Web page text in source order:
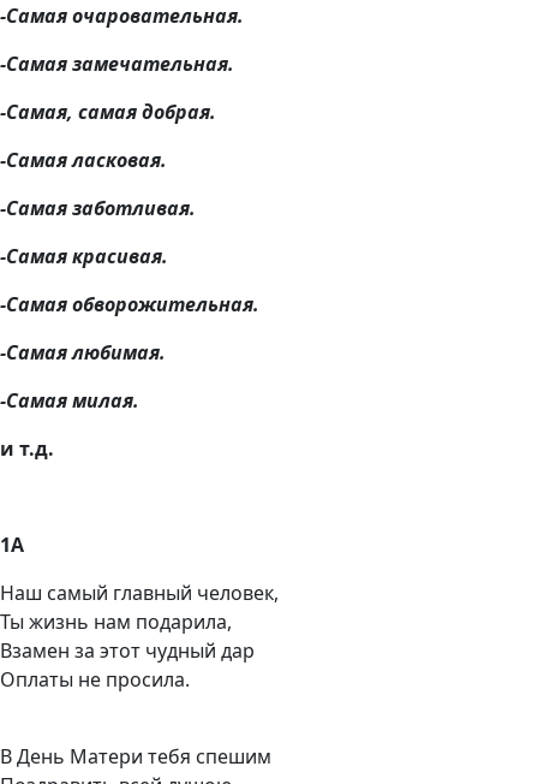
-Самая очаровательная.
-Самая замечательная.
-Самая, самая добрая.
-Самая ласковая.
-Самая заботливая.
-Самая красивая.
-Самая обворожительная.
-Самая любимая.
-Самая милая.
и т.д.
1А
Наш самый главный человек,
Ты жизнь нам подарила,
Взамен за этот чудный дар
Оплаты не просила.
В День Матери тебя спешим